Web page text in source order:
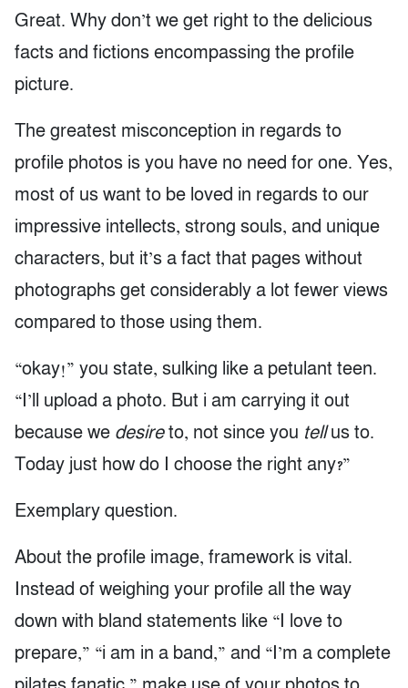
Great. Why don’t we get right to the delicious
facts and fictions encompassing the profile
picture.
The greatest misconception in regards to
profile photos is you have no need for one. Yes,
most of us want to be loved in regards to our
impressive intellects, strong souls, and unique
characters, but it’s a fact that pages without
photographs get considerably a lot fewer views
compared to those using them.
“okay!” you state, sulking like a petulant teen.
“I’ll upload a photo. But i am carrying it out
because we desireto, not since you tellus to.
Today just how do I choose the right any?”
Exemplary question.
About the profile image, framework is vital.
Instead of weighing your profile all the way
down with bland statements like “I love to
prepare,” “i am in a band,” and “I’m a complete